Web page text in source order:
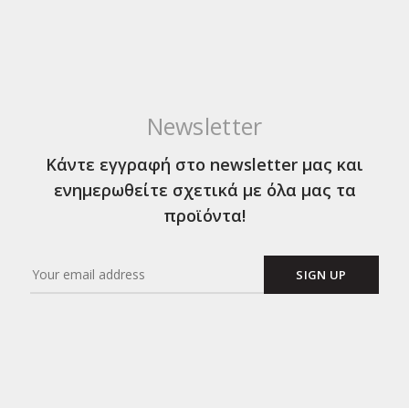
Newsletter
Κάντε εγγραφή στο newsletter μας και
ενημερωθείτε σχετικά με όλα μας τα
προϊόντα!